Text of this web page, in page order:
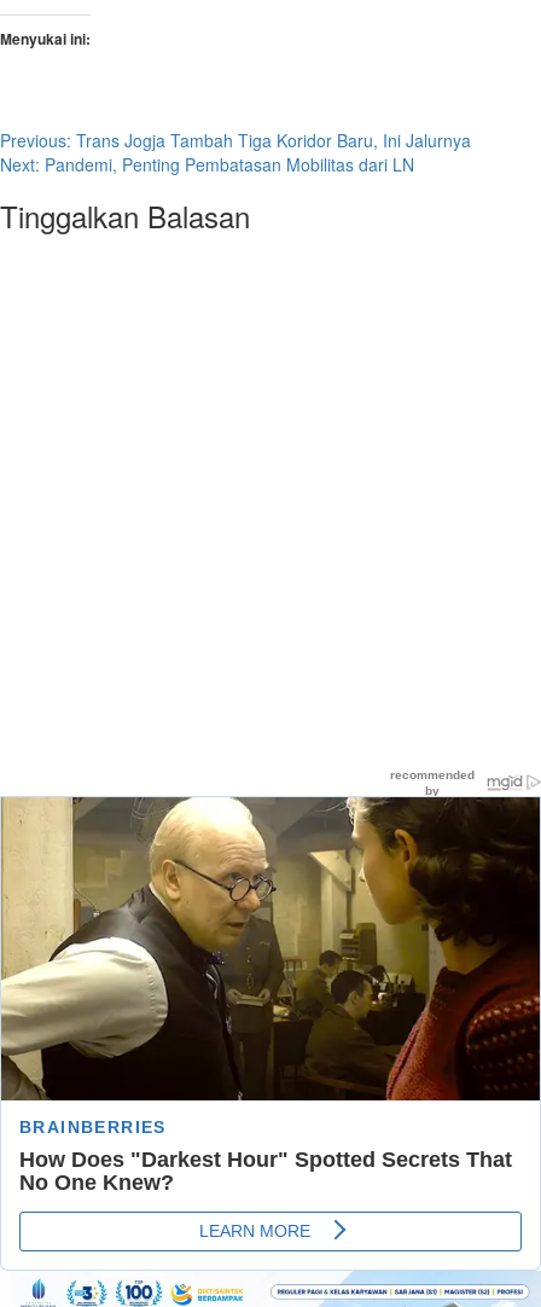
Menyukai ini:
Post
navigation
Previous: Trans Jogja Tambah Tiga Koridor Baru, Ini Jalurnya
Next: Pandemi, Penting Pembatasan Mobilitas dari LN
Tinggalkan Balasan